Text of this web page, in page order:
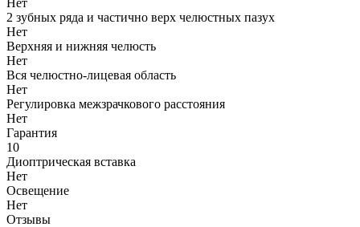
2 зубных ряда и частично верх челюстных пазух
Нет
Верхняя и нижняя челюсть
Нет
Вся челюстно-лицевая область
Нет
Регулировка межзрачкового расстояния
Нет
Гарантия
10
Диоптрическая вставка
Нет
Освещение
Нет
Отзывы